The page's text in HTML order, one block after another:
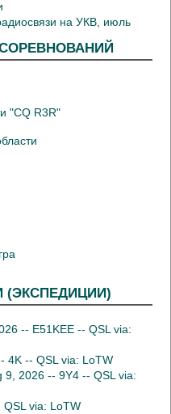
на УКВ, июль
"CQ R3R"
(ЭКСПЕДИЦИИ)
-- E51KEE -- QSL via:
4K -- QSL via: LoTW
9, 2026 -- 9Y4 -- QSL via:
via: LoTW